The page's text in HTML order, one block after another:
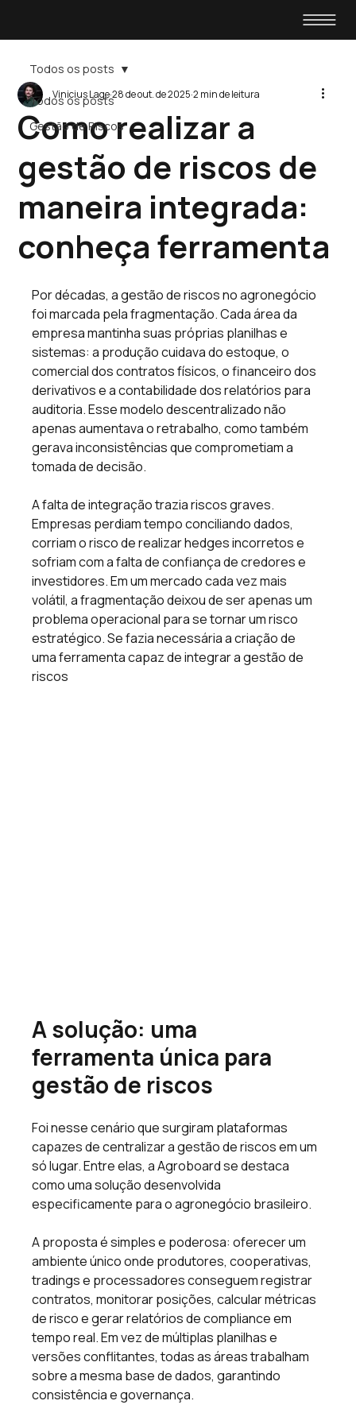
Todos os posts
Gestão de Riscos
Todos os posts
Como realizar a
gestão de riscos de
maneira integrada:
conheça ferramenta
Vinicius Lage28 de out. de 20252 min de leitura
Por décadas, a gestão de riscos no agronegócio
foi marcada pela fragmentação. Cada área da
empresa mantinha suas próprias planilhas e
sistemas: a produção cuidava do estoque, o
comercial dos contratos físicos, o financeiro dos
derivativos e a contabilidade dos relatórios para
auditoria. Esse modelo descentralizado não
apenas aumentava o retrabalho, como também
gerava inconsistências que comprometiam a
tomada de decisão.
A falta de integração trazia riscos graves.
Empresas perdiam tempo conciliando dados,
corriam o risco de realizar hedges incorretos e
sofriam com a falta de confiança de credores e
investidores. Em um mercado cada vez mais
volátil, a fragmentação deixou de ser apenas um
problema operacional para se tornar um risco
estratégico. Se fazia necessária a criação de
uma ferramenta capaz de integrar a gestão de
riscos
A solução: uma
ferramenta única para
gestão de riscos
Foi nesse cenário que surgiram plataformas
capazes de centralizar a gestão de riscos em um
só lugar. Entre elas, a Agroboard se destaca
como uma solução desenvolvida
especificamente para o agronegócio brasileiro.
A proposta é simples e poderosa: oferecer um
ambiente único onde produtores, cooperativas,
tradings e processadores conseguem registrar
contratos, monitorar posições, calcular métricas
de risco e gerar relatórios de compliance em
tempo real. Em vez de múltiplas planilhas e
versões conflitantes, todas as áreas trabalham
sobre a mesma base de dados, garantindo
consistência e governança.